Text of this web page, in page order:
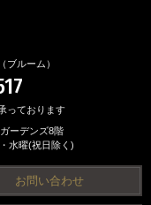
ブルーム）
っております
ガーデンズ8階
水曜(祝日除く)
お問い合わせ